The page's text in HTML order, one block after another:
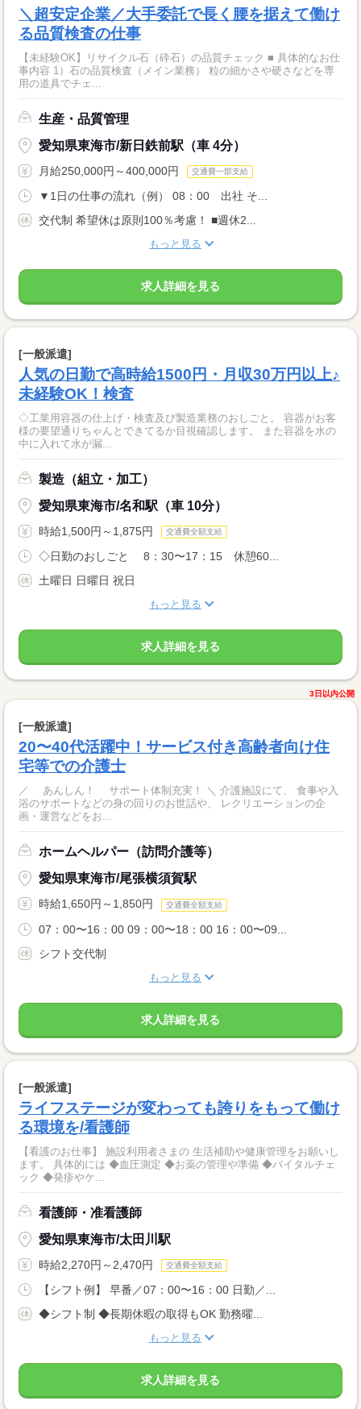
＼超安定企業／大手委託で長く腰を据えて働け
る品質検査の仕事
【未経験OK】リサイクル石（砕石）の品質チェック ■ 具体的なお仕
事内容 1）石の品質検査（メイン業務） 粒の細かさや硬さなどを専
用の道具でチェ...
生産・品質管理
愛知県東海市/新日鉄前駅（車 4分）
月給250,000円～400,000円 交通費一部支給
▼1日の仕事の流れ（例） 08：00 出社 そ...
交代制 希望休は原則100％考慮！ ■週休2...
もっと見る
求人詳細を見る
[一般派遣]
人気の日勤で高時給1500円・月収30万円以上♪
未経験OK！検査
◇工業用容器の仕上げ・検査及び製造業務のおしごと。 容器がお客
様の要望通りちゃんとできてるか目視確認します。 また容器を水の
中に入れて水が漏...
製造（組立・加工）
愛知県東海市/名和駅（車 10分）
時給1,500円～1,875円 交通費全額支給
◇日勤のおしごと 8：30〜17：15 休憩60...
土曜日 日曜日 祝日
もっと見る
求人詳細を見る
3日以内公開
[一般派遣]
20〜40代活躍中！サービス付き高齢者向け住
宅等での介護士
／ あんしん！ サポート体制充実！ ＼ 介護施設にて、 食事や入
浴のサポートなどの身の回りのお世話や、 レクリエーションの企
画・運営などをお...
ホームヘルパー（訪問介護等）
愛知県東海市/尾張横須賀駅
時給1,650円～1,850円 交通費全額支給
07：00〜16：00 09：00〜18：00 16：00〜09...
シフト交代制
もっと見る
求人詳細を見る
[一般派遣]
ライフステージが変わっても誇りをもって働け
る環境を/看護師
【看護のお仕事】 施設利用者さまの 生活補助や健康管理をお願いし
ます。 具体的には ◆血圧測定 ◆お薬の管理や準備 ◆バイタルチェ
ック ◆発疹やケ...
看護師・准看護師
愛知県東海市/太田川駅
時給2,270円～2,470円 交通費全額支給
【シフト例】 早番／07：00〜16：00 日勤／...
◆シフト制 ◆長期休暇の取得もOK 勤務曜...
もっと見る
求人詳細を見る